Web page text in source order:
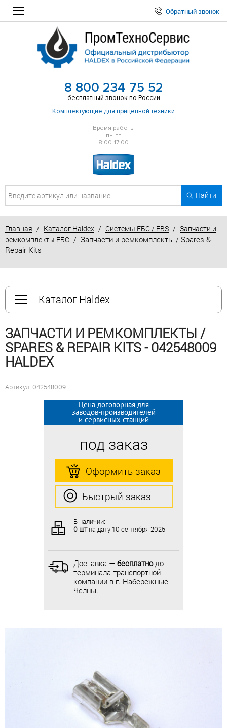
Обратный звонок
8 800 234 75 52
бесплатный звонок по России
Комплектующие для прицепной техники
Время работы
пн-пт
8:00-17:00
Найти
Главная / Каталог Haldex / Системы ЕБС / EBS / Запчасти и
ремкомплекты ЕБС / Запчасти и ремкомплекты / Spares &
Repair Kits
Каталог Haldex
ЗАПЧАСТИ И РЕМКОМПЛЕКТЫ /
SPARES & REPAIR KITS - 042548009
HALDEX
Артикул: 042548009
Цена договорная для
заводов-производителей
и сервисных станций
под заказ
Оформить заказ
Быстрый заказ
В наличии:
0 штна дату 10 сентября 2025
Доставка — бесплатнодо
терминала транспортной
компании в г. Набережные
Челны.
Цена договорная для
заводов-производителей
и сервисных станций
под заказ
Оформить заказ
Быстрый заказ
В наличии:
0 штна дату 10 сентября 2025
Доставка — бесплатнодо
терминала транспортной
компании в г. Набережные
Челны.